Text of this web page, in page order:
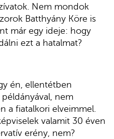
Nem mondok
Batthyány Köre is
már egy ideje: hogy
ezt a hatalmat?
én, ellentétben
nem
a fiatalkori elveimmel.
valamit 30 éven
erény, nem?